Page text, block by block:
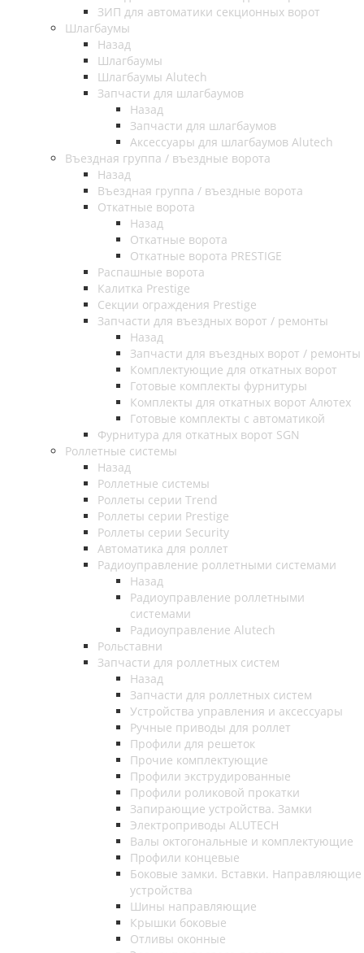
ЗИП для автоматики секционных ворот
Шлагбаумы
Назад
Шлагбаумы
Шлагбаумы Alutech
Запчасти для шлагбаумов
Назад
Запчасти для шлагбаумов
Аксессуары для шлагбаумов Alutech
Въездная группа / въездные ворота
Назад
Въездная группа / въездные ворота
Откатные ворота
Назад
Откатные ворота
Откатные ворота PRESTIGE
Распашные ворота
Калитка Prestige
Секции ограждения Prestige
Запчасти для въездных ворот / ремонты
Назад
Запчасти для въездных ворот / ремонты
Комплектующие для откатных ворот
Готовые комплекты фурнитуры
Комплекты для откатных ворот Алютех
Готовые комплекты с автоматикой
Фурнитура для откатных ворот SGN
Роллетные системы
Назад
Роллетные системы
Роллеты серии Trend
Роллеты серии Prestige
Роллеты серии Security
Автоматика для роллет
Радиоуправление роллетными системами
Назад
Радиоуправление роллетными
системами
Радиоуправление Alutech
Рольставни
Запчасти для роллетных систем
Назад
Запчасти для роллетных систем
Устройства управления и аксессуары
Ручные приводы для роллет
Профили для решеток
Прочие комплектующие
Профили экструдированные
Профили роликовой прокатки
Запирающие устройства. Замки
Электроприводы ALUTECH
Валы октогональные и комплектующие
Профили концевые
Боковые замки. Вставки. Направляющие
устройства
Шины направляющие
Крышки боковые
Отливы оконные